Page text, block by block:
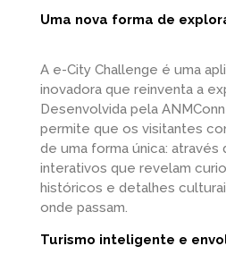
Uma nova forma de
A e-City Challenge é uma
inovadora que reinventa a
Desenvolvida pela
permite que os visitantes
de uma forma única: através
interativos que revelam
históricos e detalhes
onde passam.
Turismo inteligente e